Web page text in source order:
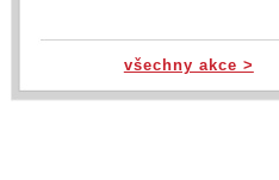
všechny akce >